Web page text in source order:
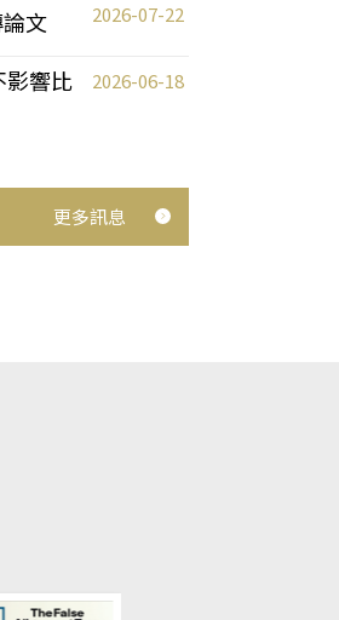
文 2026-07-22
響比
2026-06-18
更多訊息